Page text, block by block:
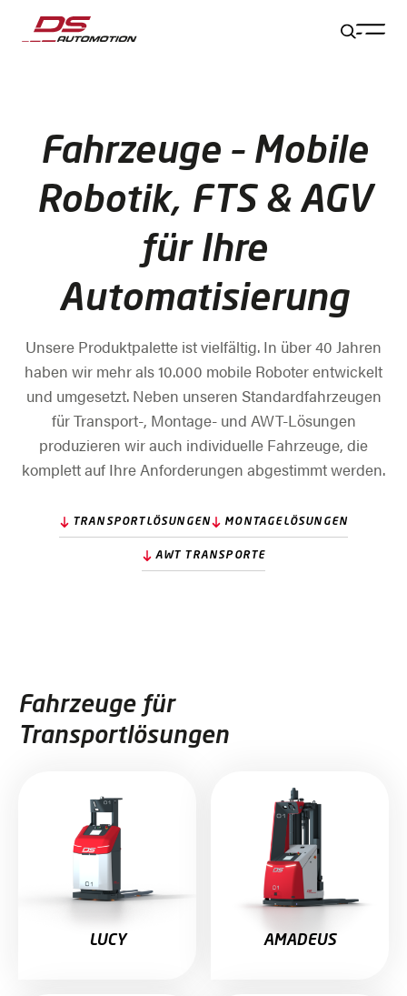
Zum Hauptinhalt springen
Zum Footer springen
Zum Ende der Navigation springen
Zum Beginn der Navigation springen
Fahrzeuge – Mobile
Robotik, FTS & AGV
für Ihre
Automatisierung
Unsere Produktpalette ist vielfältig. In über 40 Jahren
haben wir mehr als 10.000 mobile Roboter entwickelt
und umgesetzt. Neben unseren Standardfahrzeugen
für Transport-, Montage- und AWT-Lösungen
produzieren wir auch individuelle Fahrzeuge, die
komplett auf Ihre Anforderungen abgestimmt werden.
TRANSPORTLÖSUNGEN MONTAGELÖSUNGEN
AWT TRANSPORTE
Fahrzeuge für
Transportlösungen
LUCY AMADEUS